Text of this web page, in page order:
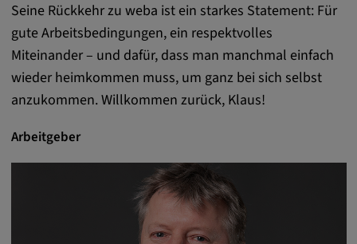
Seine Rückkehr zu weba ist ein starkes Statement: Für
gute Arbeitsbedingungen, ein respektvolles
Miteinander – und dafür, dass man manchmal einfach
wieder heimkommen muss, um ganz bei sich selbst
anzukommen. Willkommen zurück, Klaus!
Arbeitgeber